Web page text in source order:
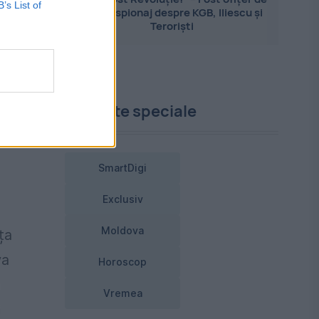
List of
contraspionaj despre KGB, Iliescu și
Teroriști
Proiecte speciale
SmartDigi
Exclusiv
Moldova
Horoscop
Vremea